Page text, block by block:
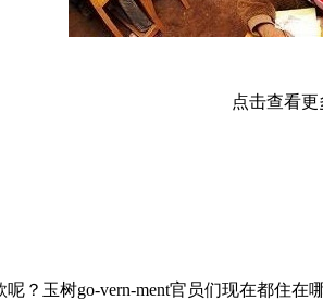
点击查看
玉树go-vern-ment官员们现在都住在